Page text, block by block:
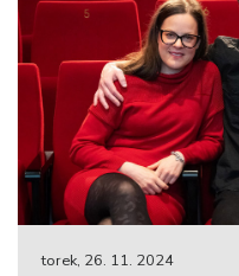
torek, 26. 11. 2024